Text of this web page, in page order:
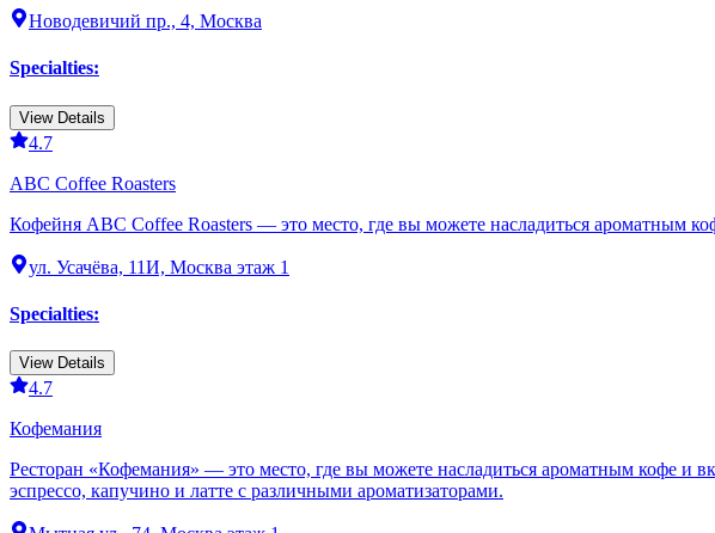
Новодевичий пр., 4, Москва
Specialties:
View Details
4.7
ABC Coffee Roasters
Кофейня ABC Coffee Roasters — это место, где вы можете насладиться ароматным
ул. Усачёва, 11И, Москва этаж 1
Specialties:
View Details
4.7
Кофемания
Ресторан «Кофемания» — это место, где вы можете насладиться ароматным кофе и
эспрессо, капучино и латте с различными ароматизаторами.